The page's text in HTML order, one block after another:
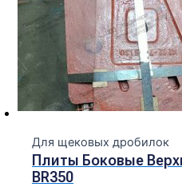
Для щековых дробилок
Плиты Боковые
BR350